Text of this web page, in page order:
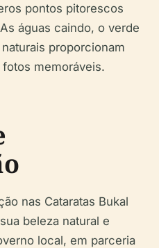
pontos pitorescos
águas caindo, o verde
proporcionam
memoráveis.
nas Cataratas Bukal
beleza natural e
local, em parceria